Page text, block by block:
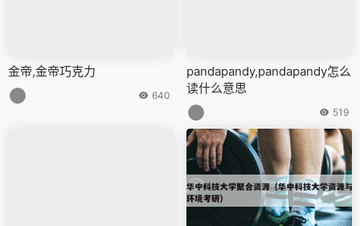
金帝,金帝巧克力
640
pandapandy,pandapandy怎么
读什么意思
519